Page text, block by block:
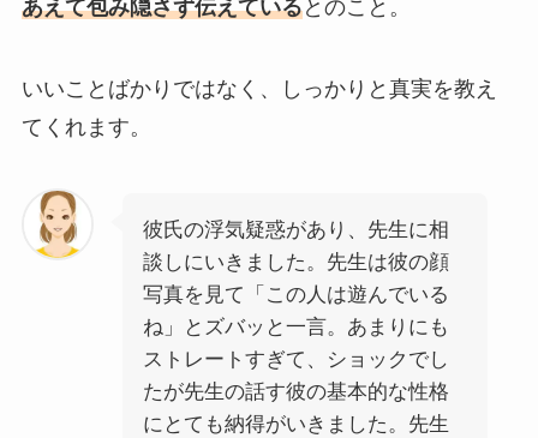
あえて包み隠さず伝えているとのこと。
いいことばかりではなく、しっかりと真実を教え
てくれます。
彼氏の浮気疑惑があり、先生に相
談しにいきました。先生は彼の顔
写真を見て「この人は遊んでいる
ね」とズバッと一言。あまりにも
ストレートすぎて、ショックでし
たが先生の話す彼の基本的な性格
にとても納得がいきました。先生